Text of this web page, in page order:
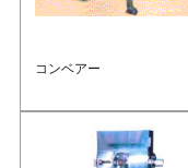
コンベアー